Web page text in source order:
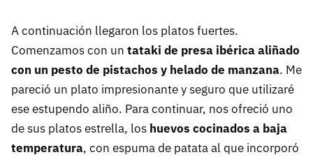
A continuación llegaron los platos fuertes.
Comenzamos con un tataki de presa ibérica aliñado
con un pesto de pistachos y helado de manzana. Me
pareció un plato impresionante y seguro que utilizaré
ese estupendo aliño. Para continuar, nos ofreció uno
de sus platos estrella, los huevos cocinados a baja
temperatura, con espuma de patata al que incorporó